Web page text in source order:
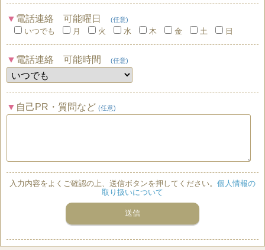
電話連絡 可能曜日 (任意)
いつでも 月 火 水 木 金 土 日
電話連絡 可能時間 (任意)
自己PR・質問など (任意)
入力内容をよくご確認の上、送信ボタンを押してください。 個人情報の
取り扱いについて